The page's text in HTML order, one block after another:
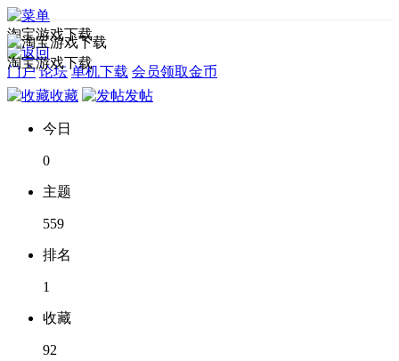
淘宝游戏下载
门户 论坛 单机下载 会员领取金币
淘宝游戏下载
收藏 发帖
今日
0
主题
559
排名
1
收藏
92